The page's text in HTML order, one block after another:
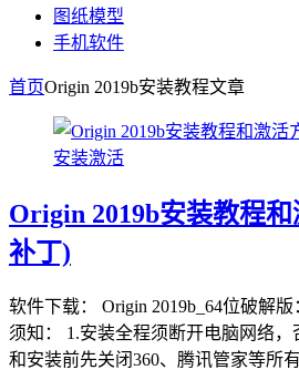
图纸模型
手机软件
首页Origin 2019b安装教程文章
安装激活
Origin 2019b安装教程
补丁)
软件下载： Origin 2019b_64位破解
须知： 1.安装全程须断开电脑网络
和安装前先关闭360、腾讯管家等所